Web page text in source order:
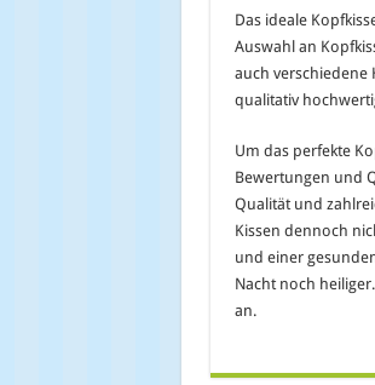
Das ideale
Auswahl an
auch verschiedene
qualitativ
Um das perfekte
Bewertungen und
Qualität und
Kissen dennoch
und einer
Nacht noch
an.